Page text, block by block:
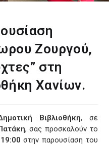
Ζουργού,
στη
Χανίων.
Βιβλιοθήκη, σε
, σας προσκαλούν το
19:00 στην παρουσίαση του